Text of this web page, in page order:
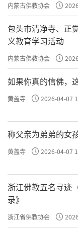
“一缘而住”就是
念头，特别沉静
心和境之间几
有，完全是绑在
内蒙古佛教协会
包头市清净寺、正
义教育学习活动
内蒙古佛教协会
如果你真的信佛，
黄盖寺 2026-04-07
称父亲为弟弟的女
黄盖寺 2026-04-07
浙江佛教五名寻迹
录》
浙江省佛教协会